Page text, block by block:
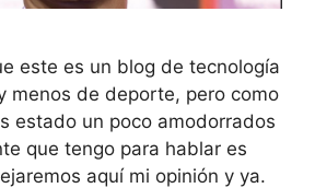
este es un blog de tecnología
menos de deporte, pero como
estado un poco amodorrados
que tengo para hablar es
aquí mi opinión y ya.